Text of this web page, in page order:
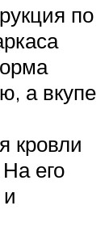
по
а вкупе
кровли
его